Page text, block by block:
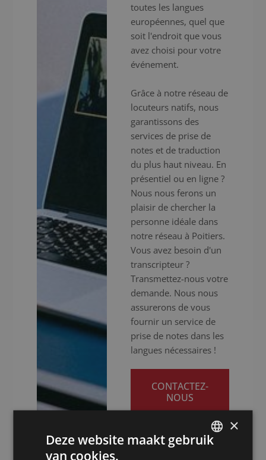
toutes les langues
européennes, quel que
soit l'endroit que vous
avez choisi pour votre
événement.
Grâce à notre réseau de
locuteurs natifs, nous
garantissons des
services de prise de
notes et de traduction
du plus haut niveau. En
présentiel ou en ligne ?
Nous nous ferons un
plaisir de chercher la
personne idéale dans
notre réseau à Poitiers.
Vous avez besoin d'un
transcripteur ?
Transmettez-nous votre
demande. Nous nous
assurerons de vous
fournir un service de
prise de notes dans les
langues nécessaires !
CONTACTEZ-
NOUS
×
Deze website maakt gebruik
van cookies.